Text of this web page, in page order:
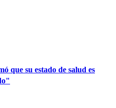
que su estado de salud es